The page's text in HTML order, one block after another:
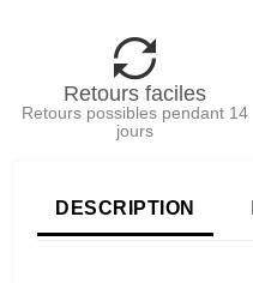
Retours faciles
Retours possibles pendant 14
jours
DESCRIPTION